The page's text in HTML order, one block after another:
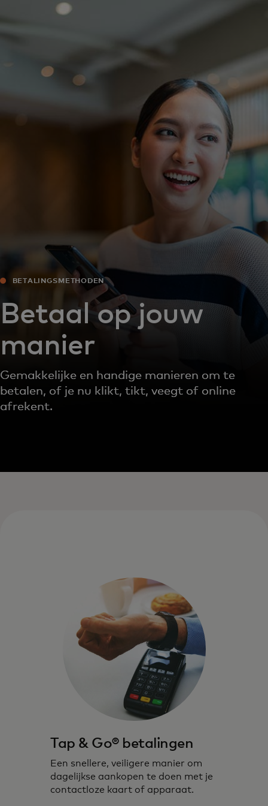
Voor jou
Voor innovators
BETALINGSMETHODEN
Betaal op jouw
manier
Gemakkelijke en handige manieren om te
betalen, of je nu klikt, tikt, veegt of online
afrekent.
Tap & Go® betalingen
Een snellere, veiligere manier om
dagelijkse aankopen te doen met je
contactloze kaart of apparaat.